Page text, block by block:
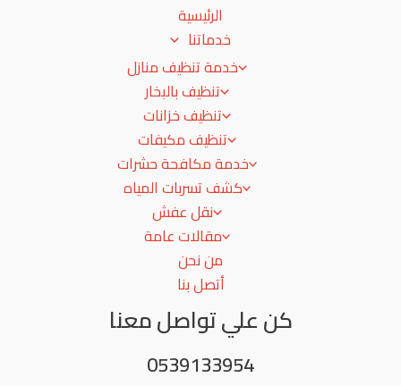
الرئيسية
خدماتنا
خدمة تنظيف منازل
تنظيف بالبخار
تنظيف خزانات
تنظيف مكيفات
خدمة مكافحة حشرات
كشف تسربات المياه
نقل عفش
مقالات عامة
من نحن
أتصل بنا
كن علي تواصل معنا
0539133954